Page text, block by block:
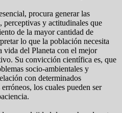
procura generar las
perceptivas y actitudinales que
de la mayor cantidad de
lo que la población necesita
vida del Planeta con el mejor
Su convicción científica es, que
socio-ambientales y
con determinados
los cuales pueden ser